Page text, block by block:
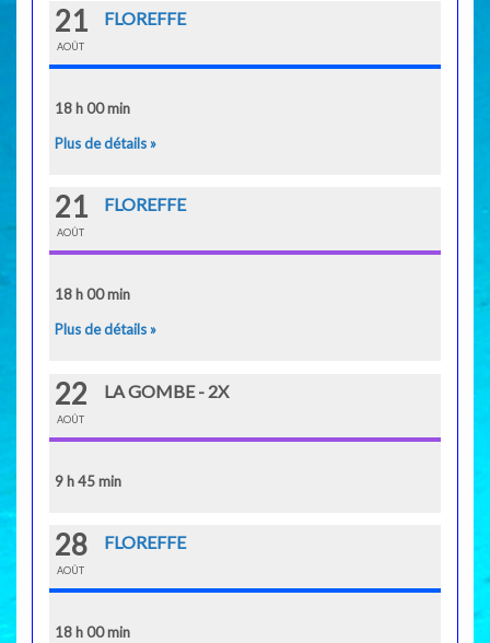
21
AOÛT
FLOREFFE
18 h 00 min
Plus de détails »
21
AOÛT
FLOREFFE
18 h 00 min
Plus de détails »
22
AOÛT
LA GOMBE - 2X
9 h 45 min
28
AOÛT
FLOREFFE
18 h 00 min